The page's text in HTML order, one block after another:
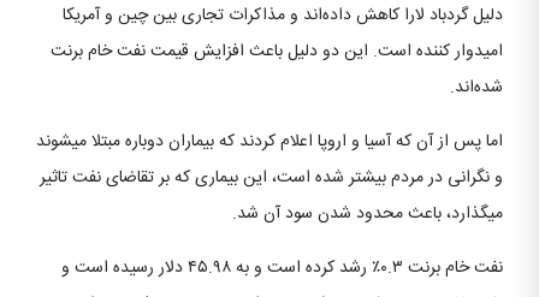
دلیل گردباد لارا کاهش داده‌اند و مذاکرات تجاری بین چین و آمریکا
امیدوار کننده است. این دو دلیل باعث افزایش قیمت نفت خام برنت
شده‌اند.
اما پس از آن که آسیا و اروپا اعلام کردند که بیماران دوباره مبتلا میشوند
و نگرانی در مردم بیشتر شده است، این بیماری که بر تقاضا‌ی نفت تاثیر
میگذارد، باعث محدود شدن سود آن شد.
نفت خام برنت ۰.۳٪ رشد کرده است و به ۴۵.۹۸ دلار رسیده است و